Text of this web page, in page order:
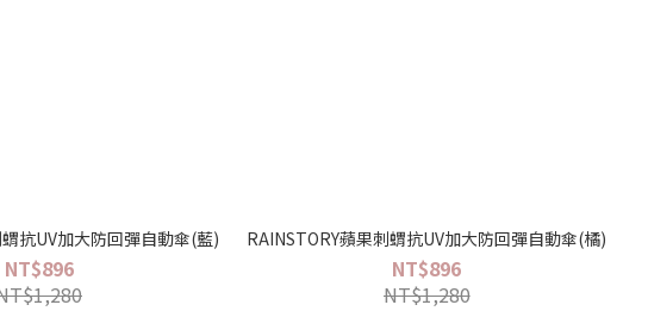
抗UV加大防回彈自動傘(藍)
NT$896
RAINSTORY蘋果刺蝟抗UV加大防回彈自動傘(橘)
NT$896
NT$1,280